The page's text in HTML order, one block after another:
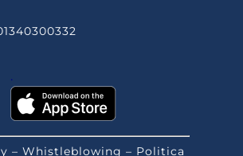
.
– Whistleblowing – Politica